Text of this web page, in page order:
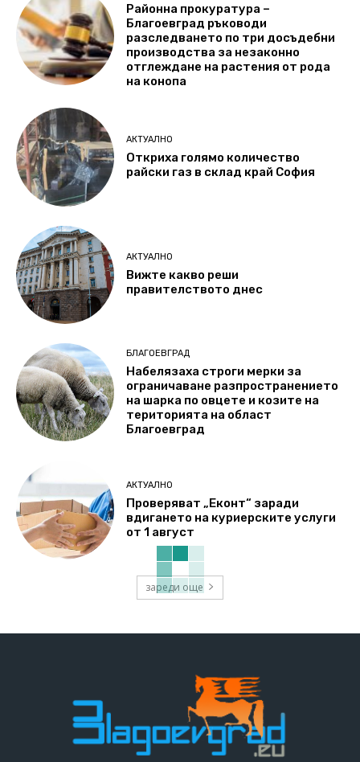
Районна прокуратура –
Благоевград ръководи
разследването по три досъдебни
производства за незаконно
отглеждане на растения от рода
на конопа
АКТУАЛНО
Откриха голямо количество
райски газ в склад край София
АКТУАЛНО
Вижте какво реши
правителството днес
БЛАГОЕВГРАД
Набелязаха строги мерки за
ограничаване разпространението
на шарка по овцете и козите на
територията на област
Благоевград
АКТУАЛНО
Проверяват „Еконт“ заради
вдигането на куриерските услуги
от 1 август
зареди още